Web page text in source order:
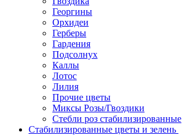
Георгины
Орхидеи
Герберы
Гардения
Подсолнух
Каллы
Лотос
Лилия
Прочие цветы
Миксы Розы/Гвоздики
Стебли роз стабилизированные
Стабилизированные цветы и зелень